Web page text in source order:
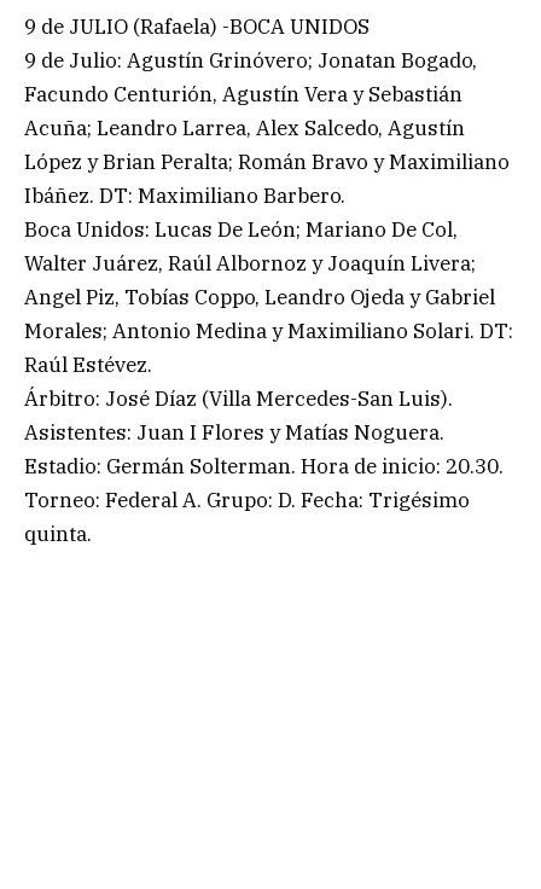
9 de JULIO (Rafaela) -BOCA UNIDOS
9 de Julio: Agustín Grinóvero; Jonatan Bogado,
Facundo Centurión, Agustín Vera y Sebastián
Acuña; Leandro Larrea, Alex Salcedo, Agustín
López y Brian Peralta; Román Bravo y Maximiliano
Ibáñez. DT: Maximiliano Barbero.
Boca Unidos: Lucas De León; Mariano De Col,
Walter Juárez, Raúl Albornoz y Joaquín Livera;
Angel Piz, Tobías Coppo, Leandro Ojeda y Gabriel
Morales; Antonio Medina y Maximiliano Solari. DT:
Raúl Estévez.
Árbitro: José Díaz (Villa Mercedes-San Luis).
Asistentes: Juan I Flores y Matías Noguera.
Estadio: Germán Solterman. Hora de inicio: 20.30.
Torneo: Federal A. Grupo: D. Fecha: Trigésimo
quinta.